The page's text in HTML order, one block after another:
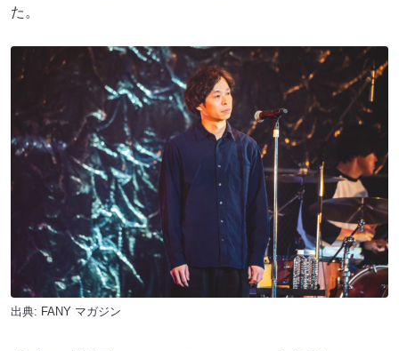
た。
出典: FANY マガジン